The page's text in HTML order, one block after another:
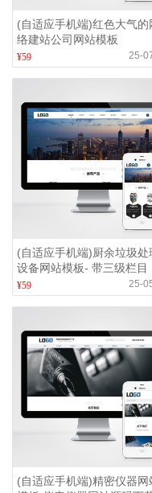
(自适应手机端)红色大气的
络建站公司网站模板
¥59 25-
(自适应手机端)厨余垃圾处
设备网站模板- 带三级栏目
¥59 25-
(自适应手机端)精密仪器网